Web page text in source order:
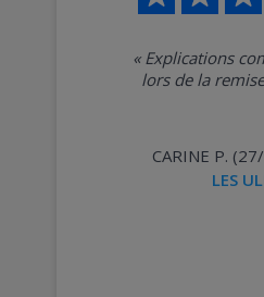
« Explications
lors de la
CARINE P.
LES